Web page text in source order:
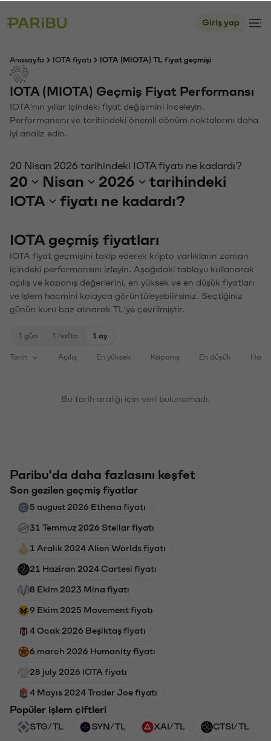
Giriş yap
Anasayfa IOTA fiyatı IOTA (MIOTA) TL fiyat geçmişi
IOTA (MIOTA) Geçmiş Fiyat Performansı
IOTA'nın yıllar içindeki fiyat değişimini inceleyin.
Performansını ve tarihindeki önemli dönüm noktalarını daha
iyi analiz edin.
20 Nisan 2026 tarihindeki IOTA fiyatı ne kadardı?
20 Nisan 2026
tarihindeki
IOTA
fiyatı ne kadardı?
IOTA geçmiş fiyatları
IOTA fiyat geçmişini takip ederek kripto varlıkların zaman
içindeki performansını izleyin. Aşağıdaki tabloyu kullanarak
açılış ve kapanış değerlerini, en yüksek ve en düşük fiyatları
ve işlem hacmini kolayca görüntüleyebilirsiniz. Seçtiğiniz
günün kuru baz alınarak TL'ye çevrilmiştir.
1 gün 1 hafta 1 ay
Tarih Açılış En yüksek Kapanış En düşük
Bu tarih aralığı için veri bulunamadı.
Paribu'da daha fazlasını keşfet
Son gezilen geçmiş fiyatlar
5 august 2026 Ethena fiyatı
31 Temmuz 2026 Stellar fiyatı
1 Aralık 2024 Alien Worlds fiyatı
21 Haziran 2024 Cartesi fiyatı
8 Ekim 2023 Mina fiyatı
9 Ekim 2025 Movement fiyatı
4 Ocak 2026 Beşiktaş fiyatı
6 march 2026 Humanity fiyatı
28 july 2026 IOTA fiyatı
4 Mayıs 2024 Trader Joe fiyatı
Popüler işlem çiftleri
STG/TL SYN/TL XAI/TL CTSI/TL